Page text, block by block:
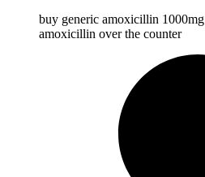
buy generic amoxicillin 1000mg
amoxicillin over the counter